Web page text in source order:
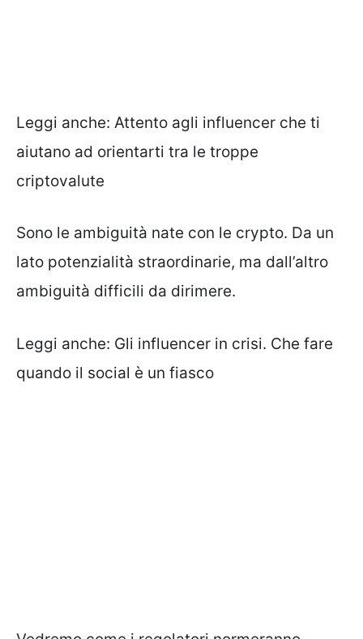
Leggi anche: Attento agli influencer che ti
aiutano ad orientarti tra le troppe
criptovalute
Sono le ambiguità nate con le crypto. Da un
lato potenzialità straordinarie, ma dall’altro
ambiguità difficili da dirimere.
Leggi anche: Gli influencer in crisi. Che fare
quando il social è un fiasco